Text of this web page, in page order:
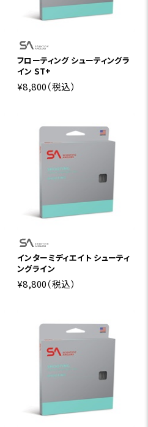
フローティング シューティングラ
イン ST+
¥8,800（税込）
インターミディエイト シューティ
ングライン
¥8,800（税込）